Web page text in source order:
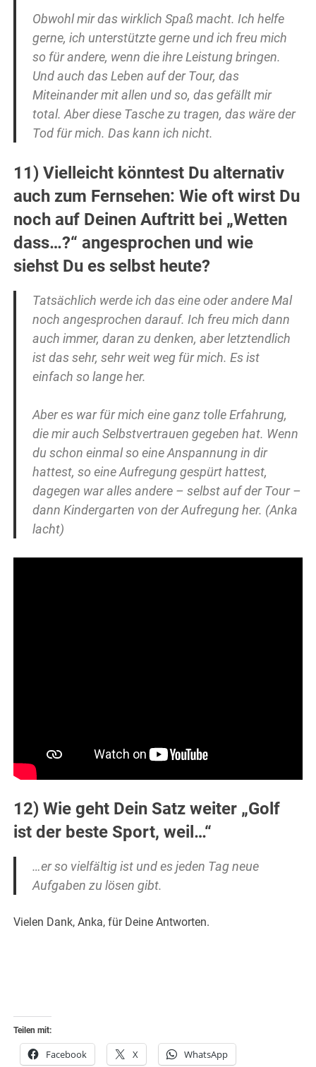
Obwohl mir das wirklich Spaß macht. Ich helfe
gerne, ich unterstützte gerne und ich freu mich
so für andere, wenn die ihre Leistung bringen.
Und auch das Leben auf der Tour, das
Miteinander mit allen und so, das gefällt mir
total. Aber diese Tasche zu tragen, das wäre der
Tod für mich. Das kann ich nicht.
11) Vielleicht könntest Du alternativ
auch zum Fernsehen: Wie oft wirst Du
noch auf Deinen Auftritt bei „Wetten
dass…?“ angesprochen und wie
siehst Du es selbst heute?
Tatsächlich werde ich das eine oder andere Mal
noch angesprochen darauf. Ich freu mich dann
auch immer, daran zu denken, aber letztendlich
ist das sehr, sehr weit weg für mich. Es ist
einfach so lange her.
Aber es war für mich eine ganz tolle Erfahrung,
die mir auch Selbstvertrauen gegeben hat. Wenn
du schon einmal so eine Anspannung in dir
hattest, so eine Aufregung gespürt hattest,
dagegen war alles andere – selbst auf der Tour –
dann Kindergarten von der Aufregung her. (Anka
lacht)
12) Wie geht Dein Satz weiter „Golf
ist der beste Sport, weil…“
…er so vielfältig ist und es jeden Tag neue
Aufgaben zu lösen gibt.
Vielen Dank, Anka, für Deine Antworten.
Teilen mit:
Facebook X WhatsApp